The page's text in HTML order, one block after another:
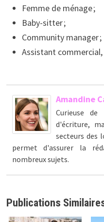
Femme de ménage ;
Baby-sitter ;
Community manager ;
Assistant
Amandine
Curieuse de
d'écriture,
secteurs des
permet d'assurer la
nombreux sujets.
Publications